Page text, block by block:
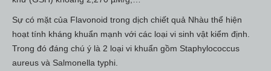
Sự có mặt của Flavonoid trong dịch chiết quả Nhàu thể hiện
hoạt tính kháng khuẩn mạnh với các loại vi sinh vật kiểm định.
Trong đó đáng chú ý là 2 loại vi khuẩn gồm Staphylococcus
aureus và Salmonella typhi.